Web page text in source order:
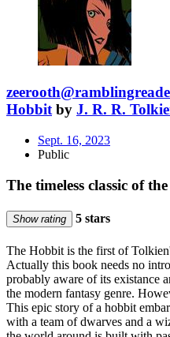
Hobbit by J. R. R.
Sept. 16, 2023
Public
The timeless classic of
Show rating 5 stars
The Hobbit is the first of
Actually this book needs no
probably aware of its existance
the modern fantasy genre.
This epic story of a hobbit
with a team of dwarves and a